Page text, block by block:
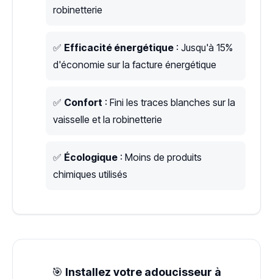
robinetterie
✅ Efficacité énergétique : Jusqu'à 15%
d'économie sur la facture énergétique
✅ Confort : Fini les traces blanches sur la
vaisselle et la robinetterie
✅ Écologique : Moins de produits
chimiques utilisés
🎯 Installez votre adoucisseur à